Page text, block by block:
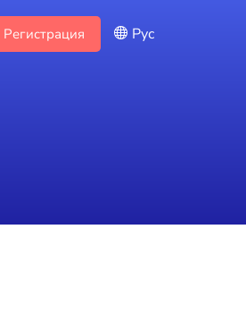
Регистрация Рус